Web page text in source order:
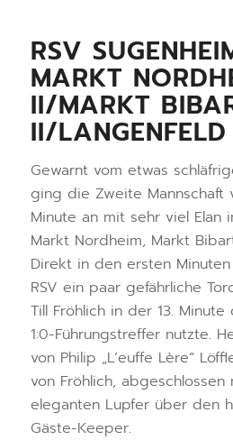
RSV
MARKT
II/MARKT
II/
Gewarnt vom etwas
ging die Zweite Mannschaft
Minute an mit sehr viel Elan
Markt Nordheim, Markt
Direkt in den ersten
RSV ein paar gefährliche
Till Fröhlich in der 13.
1:0-Führungstreffer nutzte.
von Philip „L’euffe Lère“
von Fröhlich, abgeschlossen
eleganten Lupfer über den
Gäste-Keeper.